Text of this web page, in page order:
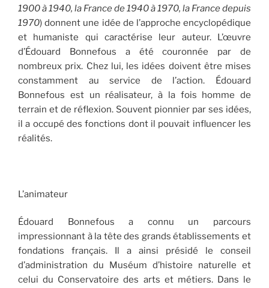
1900 à 1940, la France de 1940 à 1970, la France depuis
1970) donnent une idée de l’approche encyclopédique
et humaniste qui caractérise leur auteur. L’œuvre
d’Édouard Bonnefous a été couronnée par de
nombreux prix. Chez lui, les idées doivent être mises
constamment au service de l’action. Édouard
Bonnefous est un réalisateur, à la fois homme de
terrain et de réflexion. Souvent pionnier par ses idées,
il a occupé des fonctions dont il pouvait influencer les
réalités.
L’animateur
Édouard Bonnefous a connu un parcours
impressionnant à la tête des grands établissements et
fondations français. Il a ainsi présidé le conseil
d’administration du Muséum d’histoire naturelle et
celui du Conservatoire des arts et métiers. Dans le